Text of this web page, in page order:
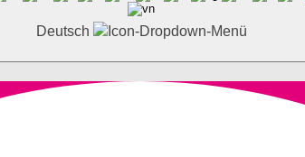
Deutsch